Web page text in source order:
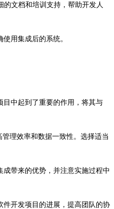
的文档和培训支持，帮助开发人
用集成后的系统。
目中起到了重要的作用，将其与
理效率和数据一致性。选择适当
成带来的优势，并注意实施过程中
件开发项目的进展，提高团队的协